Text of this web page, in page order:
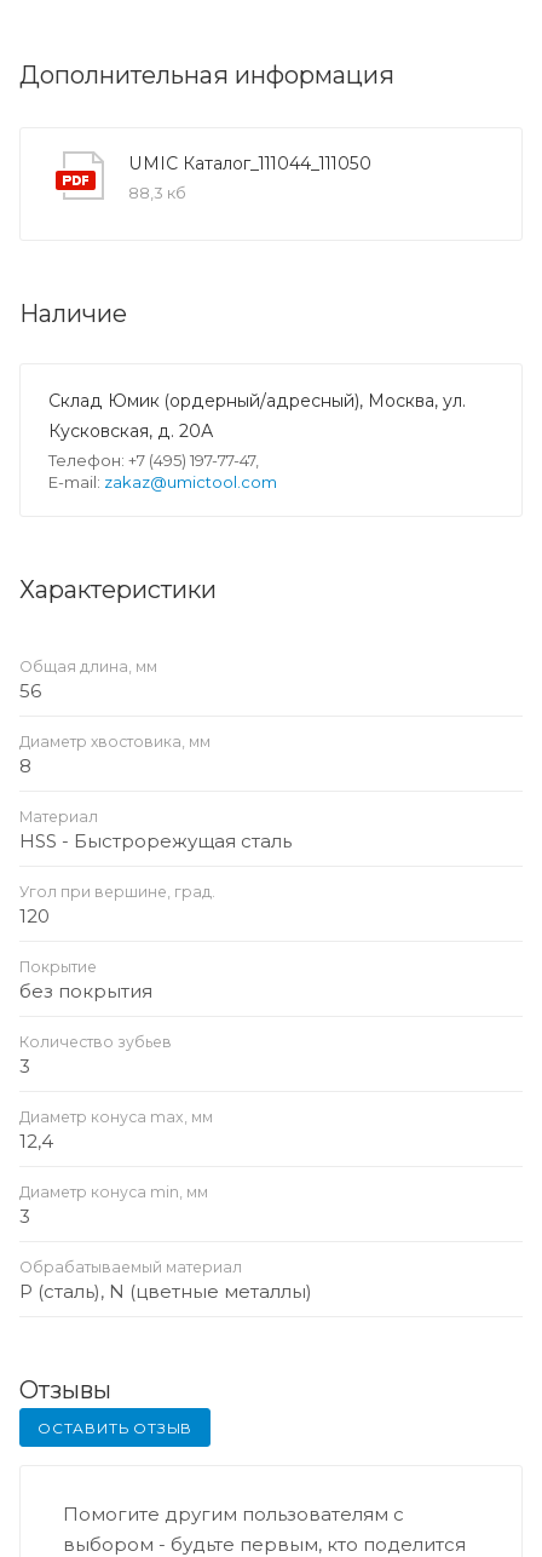
Дополнительная информация
UMIC Каталог_111044_111050
88,3 кб
Наличие
Склад Юмик (ордерный/адресный), Москва, ул.
Кусковская, д. 20А
Телефон: +7 (495) 197-77-47,
E-mail: zakaz@umictool.com
Характеристики
Общая длина, мм
56
Диаметр хвостовика, мм
8
Материал
HSS - Быстрорежущая сталь
Угол при вершине, град.
120
Покрытие
без покрытия
Количество зубьев
3
Диаметр конуса max, мм
12,4
Диаметр конуса min, мм
3
Обрабатываемый материал
P (сталь), N (цветные металлы)
Отзывы
ОСТАВИТЬ ОТЗЫВ
Помогите другим пользователям с
выбором - будьте первым, кто поделится